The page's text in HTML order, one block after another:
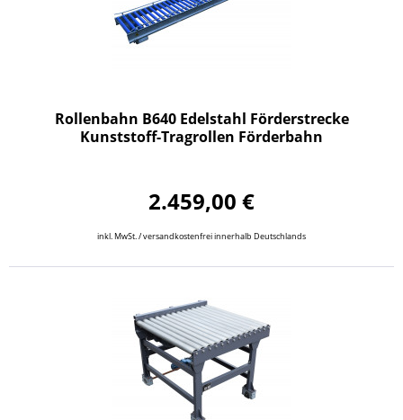
Rollenbahn B640 Edelstahl Förderstrecke
Kunststoff-Tragrollen Förderbahn
2.459,00 €
inkl. MwSt. / versandkostenfrei innerhalb Deutschlands